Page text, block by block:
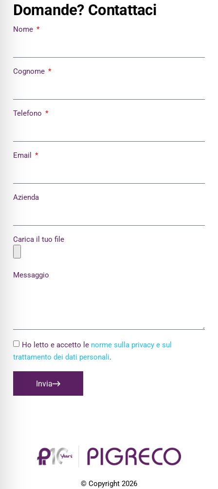
Domande? Contattaci
Nome
Cognome
Telefono
Email
Azienda
Carica il tuo file
Messaggio
Ho letto e accetto le norme sulla privacy e sul
trattamento dei dati personali.
Invia
© Copyright 2026